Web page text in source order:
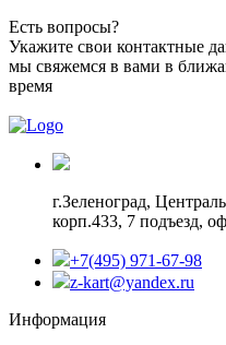
Есть вопросы?
Укажите свои контактные
мы свяжемся в вами в
время
г.Зеленоград,
корп.433, 7 подъезд,
+7(495) 971-67-98
z-kart@yandex.ru
Информация